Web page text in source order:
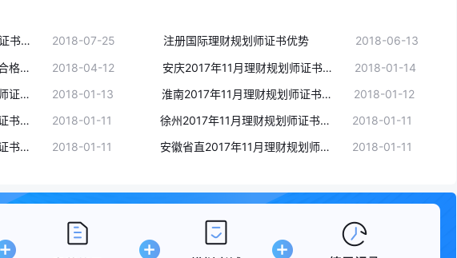
江西2018年理财规划师合格证书领取通知 2018-07-25 注册国际理财规划师证书优势
2018-06-13
延边州2017年度理财规划师合格证书领取通知
2018-04-12 安庆2017年11月理财规划师证书领取时间:1月12-14日
2018-01-14
马鞍山2017年11月理财规划师证书领取时间:1月12-14日
2018-01-13 淮南2017年11月理财规划师证书领取时间:1月12-14日
2018-01-12
芜湖2017年11月理财规划师证书领取时间:1月12-14日
2018-01-11 徐州2017年11月理财规划师证书领取时间:1月12-14日
2018-01-11
合肥2017年11月理财规划师证书领取时间:1月12-14日
2018-01-11 安徽省直2017年11月理财规划师证书领取时间:1月12-14日 2018-01-11